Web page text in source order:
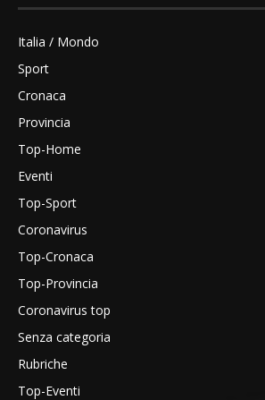
Italia / Mondo
Sport
Cronaca
Provincia
Top-Home
Eventi
Top-Sport
Coronavirus
Top-Cronaca
Top-Provincia
Coronavirus top
Senza categoria
Rubriche
Top-Eventi